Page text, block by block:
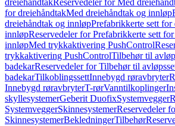
dreiehåndtakReservedeler for Med
for dreiehåndtakMed dreiehåndtak og innløp
dreiehåndtak og innløpPrefabrikkerte sett for
innløpReservedeler for Prefabrikkerte sett
innløpMed trykkaktivering PushControl
trykkaktivering PushControlTilbehør til
badekarReservedeler for Tilbehør til
badekarTilkoblingssettInnebygd røravbryter
Innebygd røravbryterT-rørVanntilkoplinger
skyllesystemerGeberit DuofixSystemvegger
SystemveggerSkinnesystemerReservedeler
SkinnesystemerBekledningerTilbehør